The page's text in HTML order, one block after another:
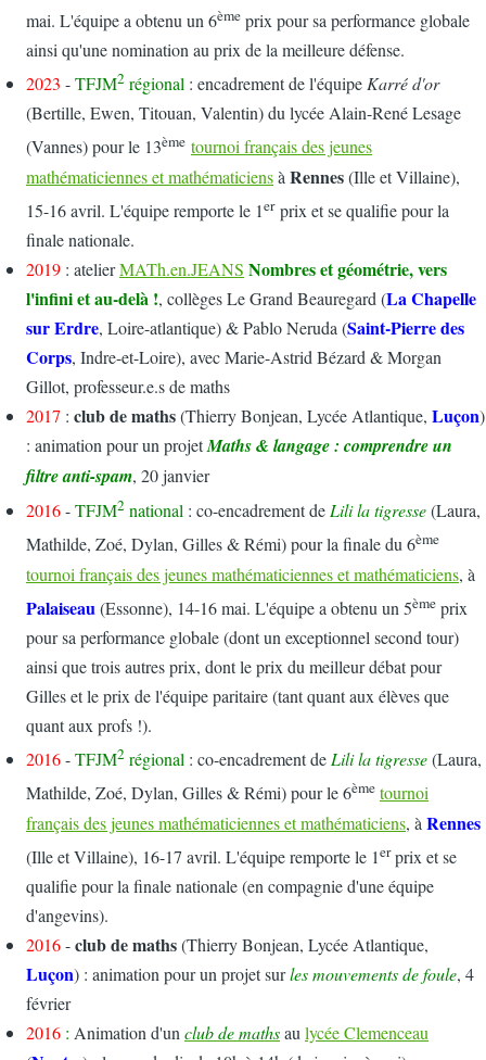
mai. L'équipe a obtenu un 6ème prix pour sa performance globale
ainsi qu'une nomination au prix de la meilleure défense.
2023 -TFJM2 régional : encadrement de l'équipeKarré d'or
(Bertille, Ewen, Titouan, Valentin) du lycée Alain-René Lesage
(Vannes) pour le 13ème tournoi français des jeunes
mathématiciennes et mathématiciensà Rennes(Ille et Villaine),
15-16 avril. L'équipe remporte le 1erprix et se qualifie pour la
finale nationale.
2019 : atelierMATh.en.JEANS Nombres et géométrie, vers
l'infini et au-delà !, collèges Le Grand Beauregard (La Chapelle
sur Erdre, Loire-atlantique) & Pablo Neruda (Saint-Pierre des
Corps, Indre-et-Loire), avec Marie-Astrid Bézard & Morgan
Gillot, professeur.e.s de maths
2017 : club de maths(Thierry Bonjean, Lycée Atlantique, Luçon)
: animation pour un projetMaths & langage : comprendre un
filtre anti-spam, 20 janvier
2016-TFJM2 national : co-encadrement deLili la tigresse(Laura,
Mathilde, Zoé, Dylan, Gilles & Rémi) pour la finale du 6ème
tournoi français des jeunes mathématiciennes et mathématiciens, à
Palaiseau(Essonne), 14-16 mai. L'équipe a obtenu un 5ème prix
pour sa performance globale (dont un exceptionnel second tour)
ainsi que trois autres prix, dont le prix du meilleur débat pour
Gilles et le prix de l'équipe paritaire (tant quant aux élèves que
quant aux profs !).
2016-TFJM2 régional : co-encadrement deLili la tigresse(Laura,
Mathilde, Zoé, Dylan, Gilles & Rémi) pour le 6ème tournoi
français des jeunes mathématiciennes et mathématiciens, à Rennes
(Ille et Villaine), 16-17 avril. L'équipe remporte le 1erprix et se
qualifie pour la finale nationale (en compagnie d'une équipe
d'angevins).
2016-club de maths(Thierry Bonjean, Lycée Atlantique,
Luçon) : animation pour un projet surles mouvements de foule, 4
février
2016 : Animation d'un club de mathsau lycée Clemenceau